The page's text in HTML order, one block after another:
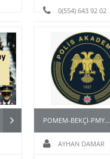
kursu0(554) 643 92 02
POMEM-BEKÇİ-PMYO-PÖH- HAZIRLIK KURSU İSTANBUL
AYHAN DAMAR